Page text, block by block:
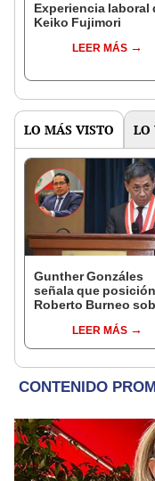
Experiencia laboral
Keiko Fujimori
LEER MÁS
LO MÁS VISTO LO
Gunther Gonzáles
señala que
Roberto Burneo
Aliaga no
JNE
LEER MÁS